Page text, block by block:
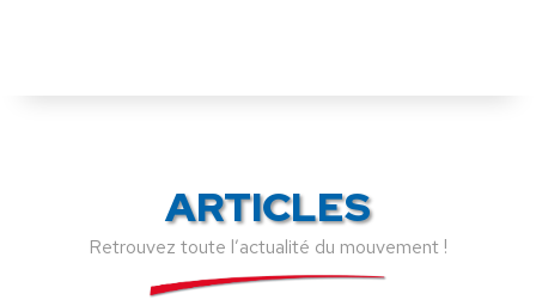
ARTICLES
Retrouvez toute l’actualité du mouvement !